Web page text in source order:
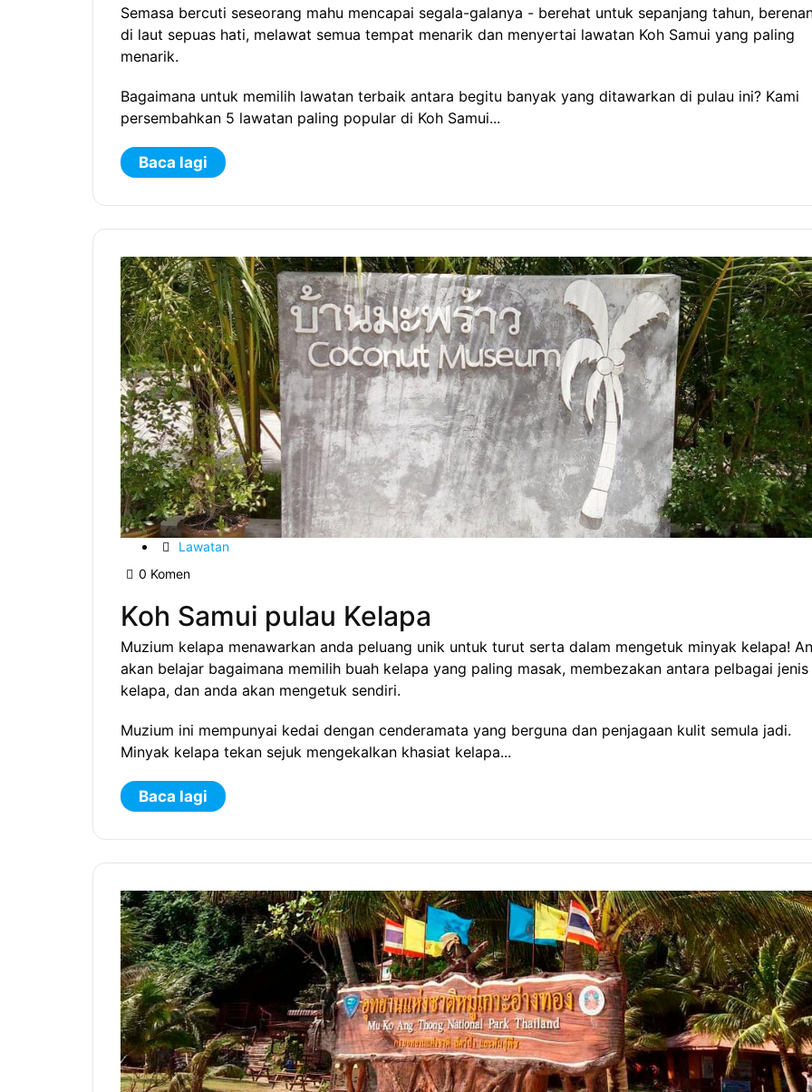
Semasa bercuti seseorang mahu mencapai segala-galanya - berehat untuk sepanjang tahun,
di laut sepuas hati, melawat semua tempat menarik dan menyertai lawatan Koh Samui yang paling
menarik.
Bagaimana untuk memilih lawatan terbaik antara begitu banyak yang ditawarkan di pulau ini? Kami
persembahkan 5 lawatan paling popular di Koh Samui...
Baca lagi
Lawatan
0 Komen
Koh Samui pulau Kelapa
Muzium kelapa menawarkan anda peluang unik untuk turut serta dalam mengetuk minyak kelapa!
akan belajar bagaimana memilih buah kelapa yang paling masak, membezakan antara pelbagai jenis
kelapa, dan anda akan mengetuk sendiri.
Muzium ini mempunyai kedai dengan cenderamata yang berguna dan penjagaan kulit semula jadi.
Minyak kelapa tekan sejuk mengekalkan khasiat kelapa...
Baca lagi